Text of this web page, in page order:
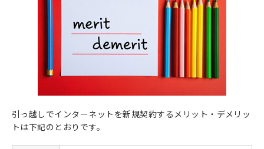
引っ越しでインターネットを新規契約するメリット・デメリッ
トは下記のとおりです。